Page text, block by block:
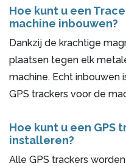
Hoe kunt u een
machine inbouwen?
Dankzij de krachtige
plaatsen tegen elk
machine. Echt inbouwen
GPS trackers voor de
Hoe kunt u een GPS
installeren?
Alle GPS trackers